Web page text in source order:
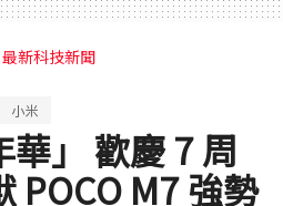
最新科技新聞
小米
華」 歡慶 7 周
POCO M7 強勢